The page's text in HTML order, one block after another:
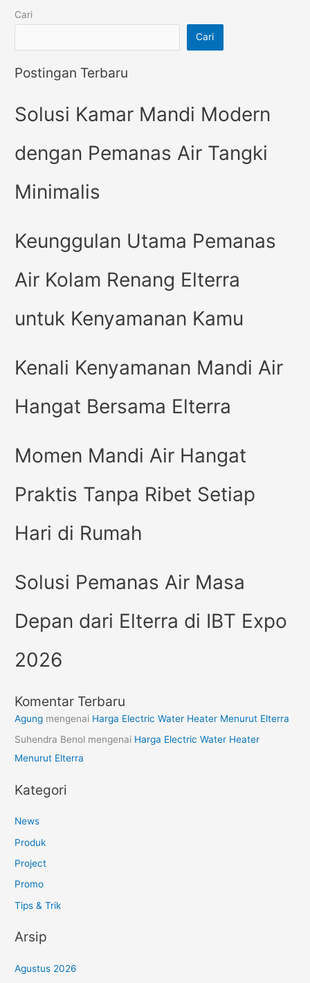
Cari
Cari
Postingan Terbaru
Solusi Kamar Mandi Modern
dengan Pemanas Air Tangki
Minimalis
Keunggulan Utama Pemanas
Air Kolam Renang Elterra
untuk Kenyamanan Kamu
Kenali Kenyamanan Mandi Air
Hangat Bersama Elterra
Momen Mandi Air Hangat
Praktis Tanpa Ribet Setiap
Hari di Rumah
Solusi Pemanas Air Masa
Depan dari Elterra di IBT Expo
2026
Komentar Terbaru
Agung mengenai Harga Electric Water Heater Menurut Elterra
Suhendra Benol mengenai Harga Electric Water Heater
Menurut Elterra
Kategori
News
Produk
Project
Promo
Tips & Trik
Arsip
Agustus 2026